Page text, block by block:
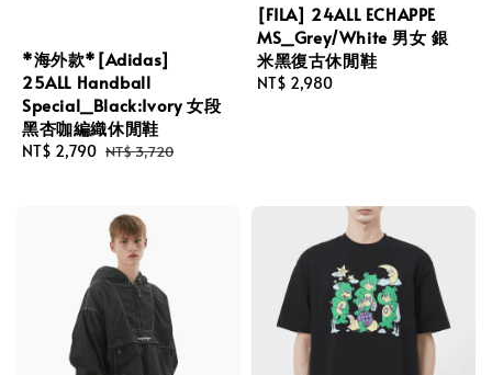
*海外款*[Adidas]
25ALL Handball
Special_Black:Ivory 女段
黑杏咖編織休閒鞋
Sale
NT$ 2,790 Regular
NT$ 3,720
[FILA] 24ALL ECHAPPE
MS_Grey/White 男女 銀
米黑復古休閒鞋
Regular
NT$ 2,980